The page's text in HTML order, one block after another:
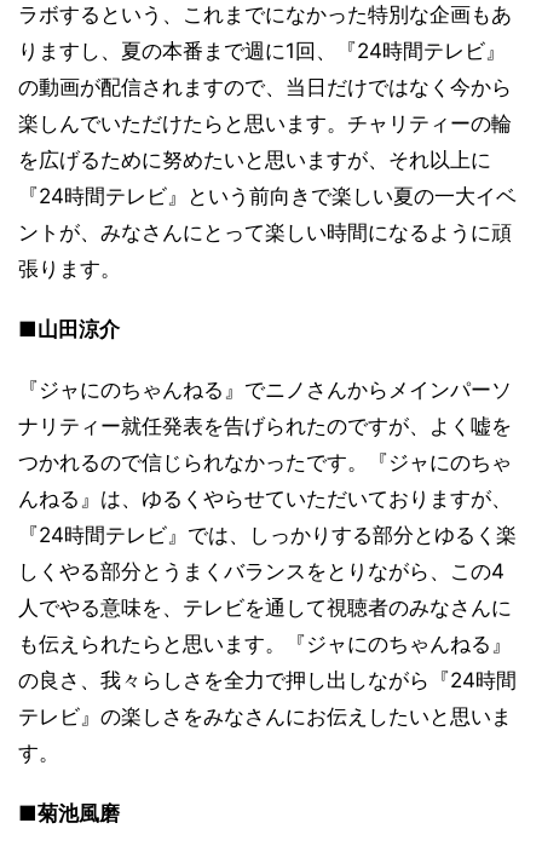
ラボするという、これまでになかった特別な企画もあ
りますし、夏の本番まで週に1回、『24時間テレビ』
の動画が配信されますので、当日だけではなく今から
楽しんでいただけたらと思います。チャリティーの輪
を広げるために努めたいと思いますが、それ以上に
『24時間テレビ』という前向きで楽しい夏の一大イベ
ントが、みなさんにとって楽しい時間になるように頑
張ります。
■山田涼介
『ジャにのちゃんねる』でニノさんからメインパーソ
ナリティー就任発表を告げられたのですが、よく嘘を
つかれるので信じられなかったです。『ジャにのちゃ
んねる』は、ゆるくやらせていただいておりますが、
『24時間テレビ』では、しっかりする部分とゆるく楽
しくやる部分とうまくバランスをとりながら、この4
人でやる意味を、テレビを通して視聴者のみなさんに
も伝えられたらと思います。『ジャにのちゃんねる』
の良さ、我々らしさを全力で押し出しながら『24時間
テレビ』の楽しさをみなさんにお伝えしたいと思いま
す。
■菊池風磨